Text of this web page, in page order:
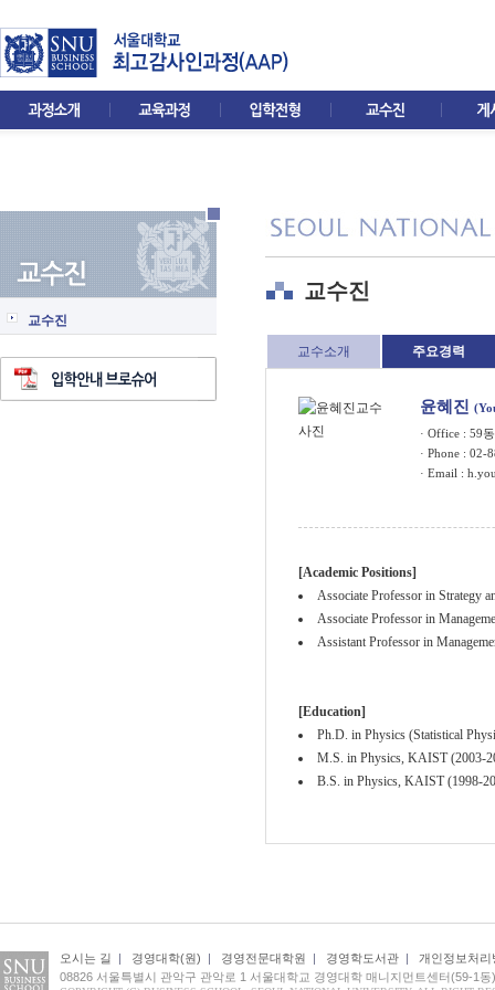
교수진
교수진
교수소개 주요경력
윤혜진
· Office : 59
· Phone : 02-
· Email :
[Academic Positions]
Associate Professor in Strategy
Associate Professor in
Assistant Professor in
[Education]
Ph.D. in Physics (Statistical
M.S. in Physics, KAIST (2003-
B.S. in Physics, KAIST (1998-
오시는 길 | 경영대학(원) | 경영전문대학원 | 경영학도서관 | 개인정보처리
08826 서울특별시 관악구 관악로 1 서울대학교 경영대학 매니지먼트센터(59-1